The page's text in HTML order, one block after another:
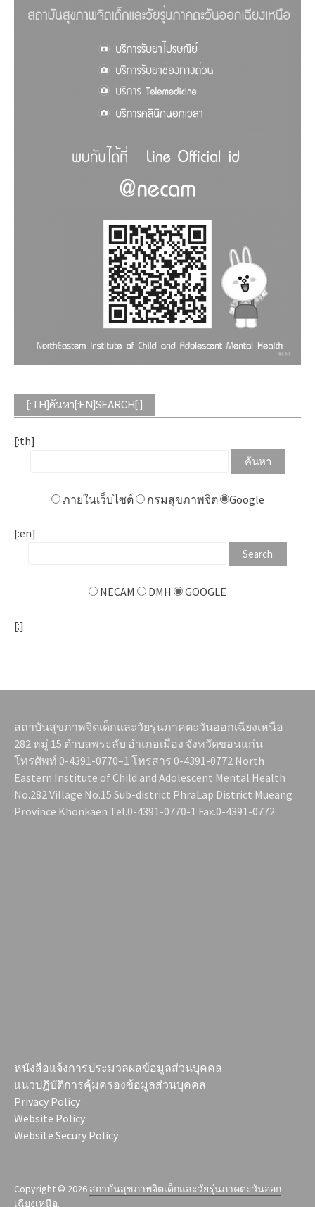
[:TH]ค้นหา[:EN]SEARCH[:]
[:th]
ภายในเว็บไซต์ กรมสุขภาพจิต Google
[:en]
NECAM DMH GOOGLE
[:]
สถาบันสุขภาพจิตเด็กและวัยรุ่นภาคตะวันออกเฉียงเหนือ
282 หมู่ 15 ตำบลพระลับ อำเภอเมือง จังหวัดขอนแก่น
โทรศัพท์ 0-4391-0770–1 โทรสาร 0-4391-0772 North
Eastern Institute of Child and Adolescent Mental Health
No.282 Village No.15 Sub-district PhraLap District Mueang
Province Khonkaen Tel.0-4391-0770-1 Fax.0-4391-0772
หนังสือแจ้งการประมวลผลข้อมูลส่วนบุคคล
แนวปฏิบัติการคุ้มครองข้อมูลส่วนบุคคล
Privacy Policy
Website Policy
Website Secury Policy
Copyright © 2026 สถาบันสุขภาพจิตเด็กและวัยรุ่นภาคตะวันออก
เฉียงเหนือ.